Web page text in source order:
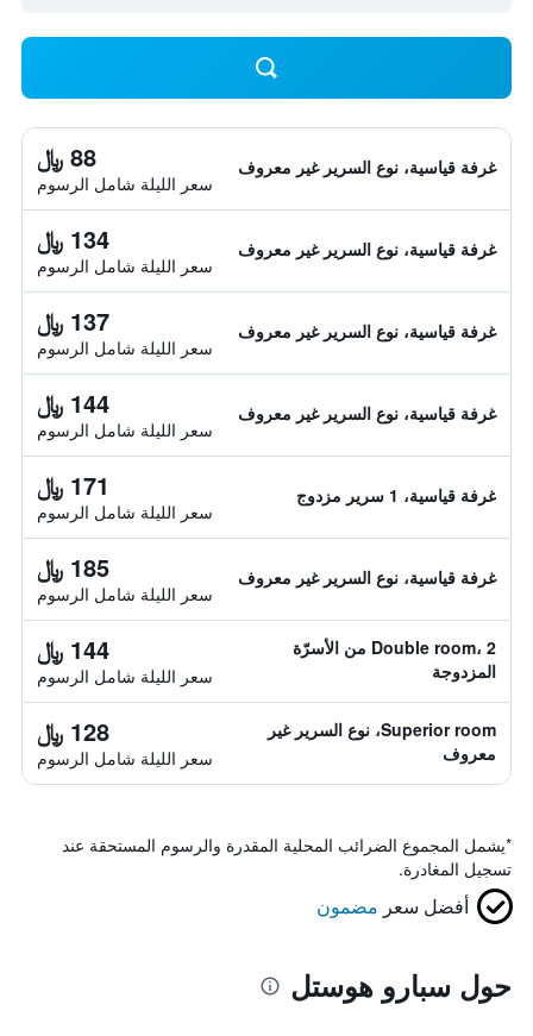
غرفة قياسية، نوع السرير غير معروف 88 ﷼
سعر الليلة شامل الرسوم
غرفة قياسية، نوع السرير غير معروف 134 ﷼
سعر الليلة شامل الرسوم
غرفة قياسية، نوع السرير غير معروف 137 ﷼
سعر الليلة شامل الرسوم
غرفة قياسية، نوع السرير غير معروف 144 ﷼
سعر الليلة شامل الرسوم
غرفة قياسية، 1 سرير مزدوج 171 ﷼
سعر الليلة شامل الرسوم
غرفة قياسية، نوع السرير غير معروف 185 ﷼
سعر الليلة شامل الرسوم
Double room، 2 من الأسرّة
المزدوجة
144 ﷼
سعر الليلة شامل الرسوم
Superior room، نوع السرير غير
معروف
128 ﷼
سعر الليلة شامل الرسوم
*يشمل المجموع الضرائب المحلية المقدرة والرسوم المستحقة عند
تسجيل المغادرة.
أفضل سعر مضمون
حول سبارو هوستل